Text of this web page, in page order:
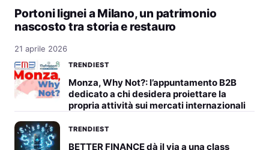
Portoni lignei a Milano, un patrimonio
nascosto tra storia e restauro
21 aprile 2026
TRENDIEST
Monza, Why Not?: l’appuntamento B2B
dedicato a chi desidera proiettare la
propria attività sui mercati internazionali
TRENDIEST
BETTER FINANCE dà il via a una class